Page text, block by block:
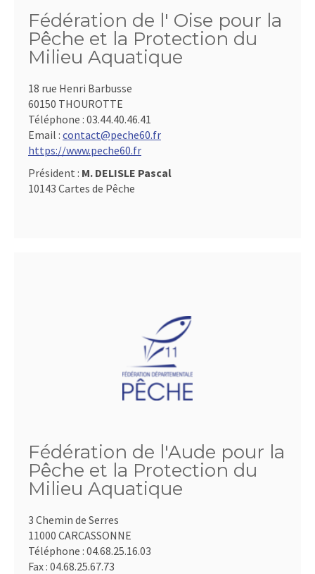
Fédération de l' Oise pour la
Pêche et la Protection du
Milieu Aquatique
18 rue Henri Barbusse
60150 THOUROTTE
Téléphone : 03.44.40.46.41
Email : contact@peche60.fr
https://www.peche60.fr
Président : M. DELISLE Pascal
10143 Cartes de Pêche
Fédération de l'Aude pour la
Pêche et la Protection du
Milieu Aquatique
3 Chemin de Serres
11000 CARCASSONNE
Téléphone : 04.68.25.16.03
Fax : 04.68.25.67.73